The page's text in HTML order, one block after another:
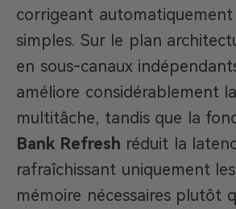
corrigeant automatiquement
simples. Sur le plan
en sous-canaux
améliore considérablement
multitâche, tandis que la
Bank Refresh réduit la
rafraîchissant uniquement
mémoire nécessaires plutôt